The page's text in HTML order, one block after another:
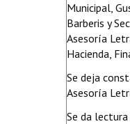
Municipal,
Barberis y
Asesoría
Hacienda,
Se deja
Asesoría
Se da